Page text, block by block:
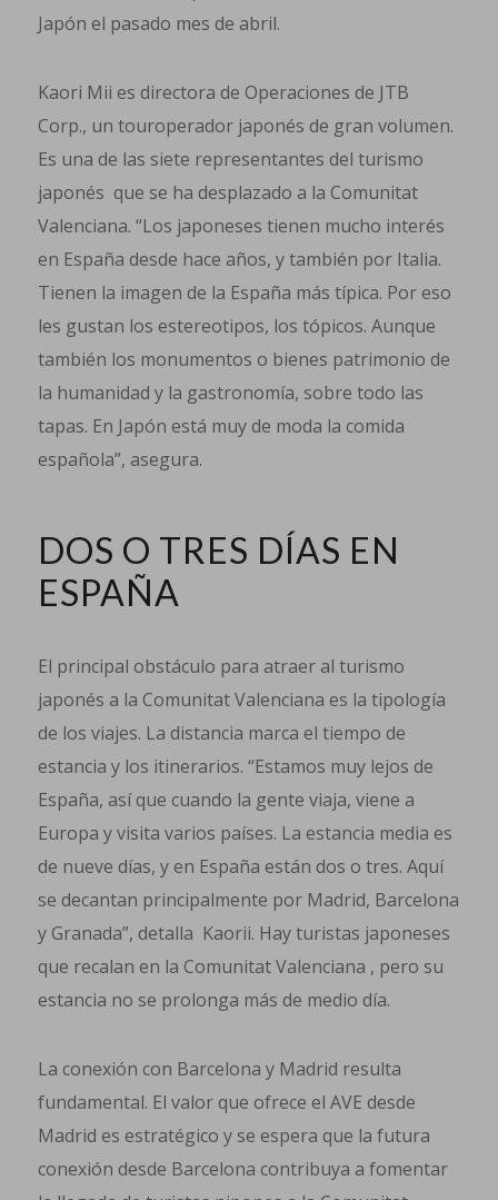
Japón el pasado mes de abril.
Kaori Mii es directora de Operaciones de JTB
Corp., un touroperador japonés de gran volumen.
Es una de las siete representantes del turismo
japonés que se ha desplazado a la Comunitat
Valenciana. “Los japoneses tienen mucho interés
en España desde hace años, y también por Italia.
Tienen la imagen de la España más típica. Por eso
les gustan los estereotipos, los tópicos. Aunque
también los monumentos o bienes patrimonio de
la humanidad y la gastronomía, sobre todo las
tapas. En Japón está muy de moda la comida
española”, asegura.
DOS O TRES DÍAS EN
ESPAÑA
El principal obstáculo para atraer al turismo
japonés a la Comunitat Valenciana es la tipología
de los viajes. La distancia marca el tiempo de
estancia y los itinerarios. “Estamos muy lejos de
España, así que cuando la gente viaja, viene a
Europa y visita varios países. La estancia media es
de nueve días, y en España están dos o tres. Aquí
se decantan principalmente por Madrid, Barcelona
y Granada”, detalla Kaorii. Hay turistas japoneses
que recalan en la Comunitat Valenciana , pero su
estancia no se prolonga más de medio día.
La conexión con Barcelona y Madrid resulta
fundamental. El valor que ofrece el AVE desde
Madrid es estratégico y se espera que la futura
conexión desde Barcelona contribuya a fomentar